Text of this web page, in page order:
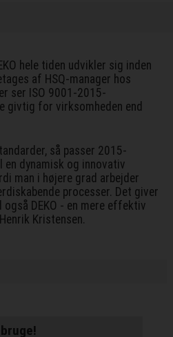
hele tiden udvikler sig inden
af HSQ-manager hos
ser ISO 9001-2015-
givtig for virksomheden end
så passer 2015-
dynamisk og innovativ
man i højere grad arbejder
processer. Det giver
DEKO - en mere effektiv
Kristensen.